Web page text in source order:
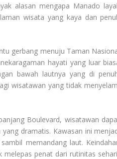
alasan mengapa Manado
wisata yang kaya dan
gerbang menuju Taman
hayati yang luar
bawah lautnya yang di
wisatawan yang tidak
Boulevard, wisatawan
dramatis. Kawasan ini
memandang laut.
melepas penat dari rutinitas